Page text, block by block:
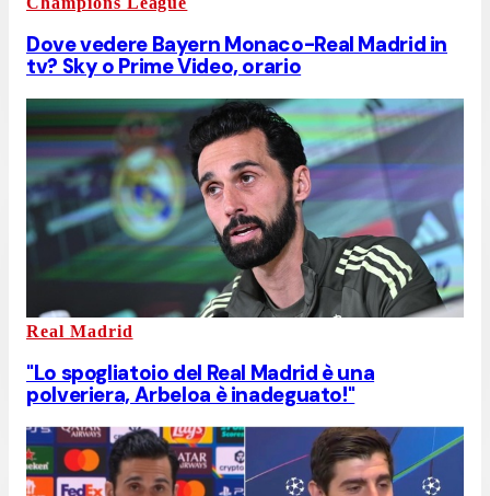
Dove vedere Bayern Monaco-Real Madrid in
tv? Sky o Prime Video, orario
Real Madrid
"Lo spogliatoio del Real Madrid è una
polveriera, Arbeloa è inadeguato!"